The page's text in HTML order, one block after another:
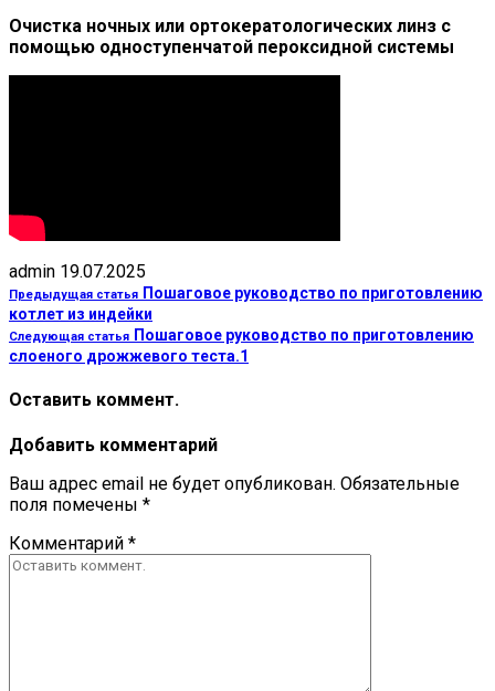
Очистка ночных или ортокератологических линз с
помощью одноступенчатой пероксидной системы
admin 19.07.2025
Предыдущая статья Пошаговое руководство по приготовлению
котлет из индейки
Следующая статья Пошаговое руководство по приготовлению
слоеного дрожжевого теста.1
Оставить коммент.
Добавить комментарий
Ваш адрес email не будет опубликован. Обязательные
поля помечены *
Комментарий *